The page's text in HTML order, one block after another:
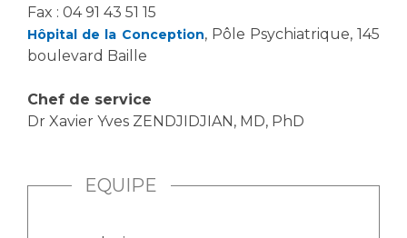
Vous avez une analyse à réaliser
Vous venez en consultation
myaphm, votre espace santé en ligne
Infos COVID-19
Laïcité et cultes
Espace Formation
Étudiants hospitaliers
Emplois techniques et médico-techniques
Emplois socio-éducatifs
Fax : 04 91 43 51 15
Hôpital de la Conception, Pôle Psychiatrique, 145
boulevard Baille
Chef de service
Dr Xavier Yves ZENDJIDJIAN, MD, PhD
EQUIPE